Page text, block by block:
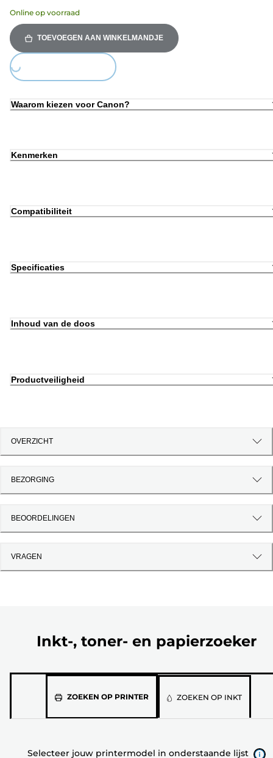
Online op voorraad
TOEVOEGEN AAN WINKELMANDJE
Loading...
Waarom kiezen voor Canon?
Kenmerken
Compatibiliteit
Specificaties
Inhoud van de doos
Productveiligheid
OVERZICHT
BEZORGING
BEOORDELINGEN
VRAGEN
Inkt-, toner- en papierzoeker
ZOEKEN OP PRINTERSelecteerZOEKEN OP INKT
Selecteer jouw printermodel in onderstaande lijst